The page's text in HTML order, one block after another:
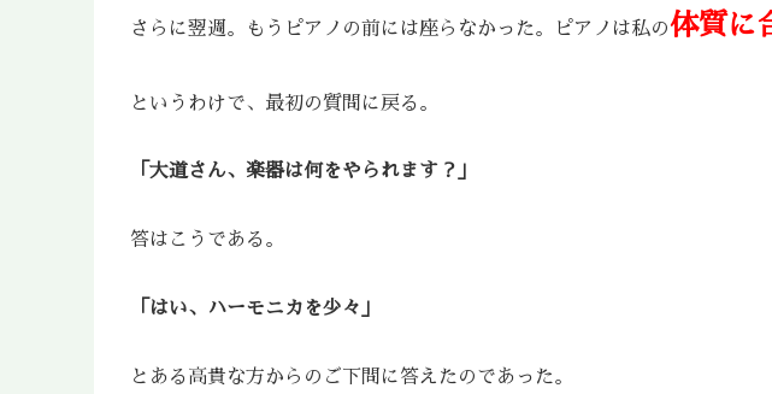
さらに翌週。もうピアノの前には座らなかった。ピアノは私の体質に
というわけで、最初の質問に戻る。
「大道さん、楽器は何をやられます？」
答はこうである。
「はい、ハーモニカを少々」
とある高貴な方からのご下問に答えたのであった。